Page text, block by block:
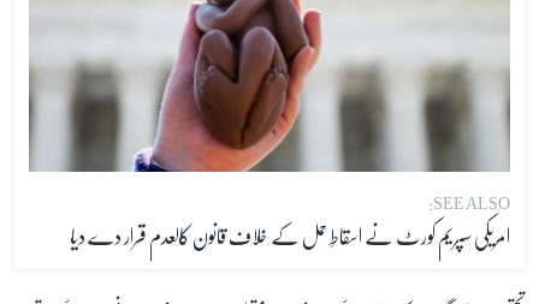
SEE ALSO:
امریکی سپریم کورٹ نے اسقاطِ حمل کے خلاف قانون کالعدم قرار دے دیا